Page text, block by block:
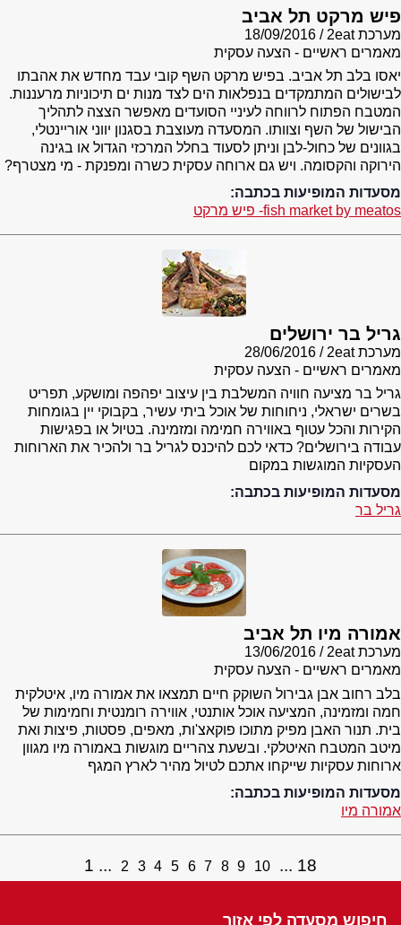
פיש מרקט תל אביב
מערכת 2eat
18/09/2016
מאמרים ראשיים - הצעה עסקית
יאסו בלב תל אביב. בפיש מרקט השף קובי עבד מחדש את אהבתו
לבישולים המתמקדים בנפלאות הים לצד מנות ים תיכוניות מרעננות.
המטבח הפתוח לרווחה לעיניי הסועדים מאפשר הצצה לתהליך
הבישול של השף וצוותו. המסעדה מעוצבת בסגנון יווני אוריינטלי,
בגוונים של כחול-לבן וניתן לסעוד בחלל המרכזי הגדול או בגינה
הירוקה והקסומה. ויש גם ארוחה עסקית כשרה ומפנקת - מי מצטרף?
מסעדות המופיעות בכתבה:
fish market by meatos- פיש מרקט
גריל בר ירושלים
מערכת 2eat
28/06/2016
מאמרים ראשיים - הצעה עסקית
גריל בר מציעה חוויה המשלבת בין עיצוב יפהפה ומושקע, תפריט
בשרים ישראלי, ניחוחות של אוכל ביתי עשיר, בקבוקי יין בגומחות
הקירות והכל עטוף באווירה חמימה ומזמינה. בטיול או בפגישות
עבודה בירושלים? כדאי לכם להיכנס לגריל בר ולהכיר את הארוחות
העסקיות המוגשות במקום
מסעדות המופיעות בכתבה:
גריל בר
אמורה מיו תל אביב
מערכת 2eat
13/06/2016
מאמרים ראשיים - הצעה עסקית
בלב רחוב אבן גבירול השוקק חיים תמצאו את אמורה מיו, איטלקית
חמה ומזמינה, המציעה אוכל אותנטי, אווירה רומנטית וחמימות של
בית. תנור האבן מפיק מתוכו פוקאצ'ות, מאפים, פסטות, פיצות ואת
מיטב המטבח האיטלקי. ובשעת צהריים מוגשות באמורה מיו מגוון
ארוחות עסקיות שייקחו אתכם לטיול מהיר לארץ המגף
מסעדות המופיעות בכתבה:
אמורה מיו
1 2 3 4 5 6 7 8 9 10 18
חיפוש מסעדה לפי אזור